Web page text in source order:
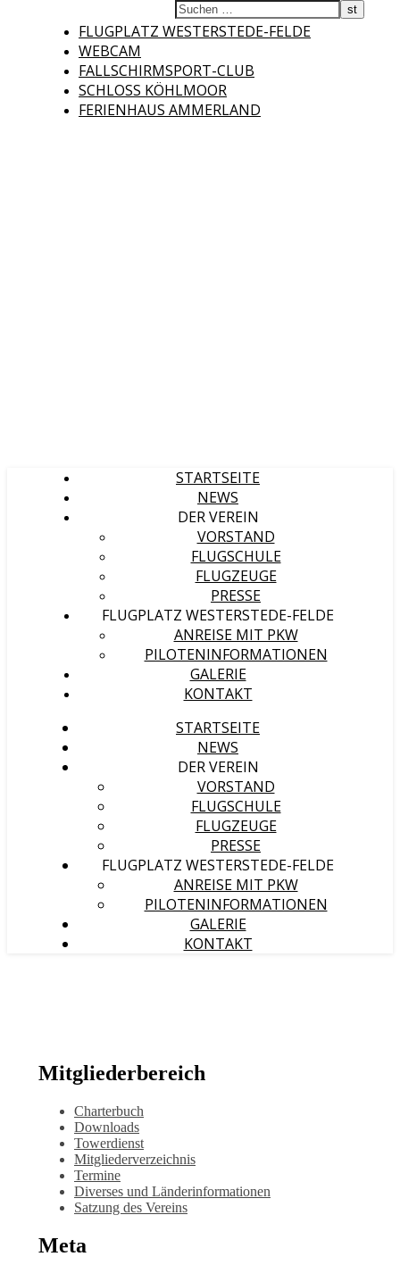
FLUGPLATZ WESTERSTEDE-FELDE
WEBCAM
FALLSCHIRMSPORT-CLUB
SCHLOSS KÖHLMOOR
FERIENHAUS AMMERLAND
Fliegerclub
STARTSEITE
NEWS
DER VEREIN
VORSTAND
FLUGSCHULE
FLUGZEUGE
PRESSE
FLUGPLATZ WESTERSTEDE-FELDE
ANREISE MIT PKW
PILOTENINFORMATIONEN
GALERIE
KONTAKT
STARTSEITE
NEWS
DER VEREIN
VORSTAND
FLUGSCHULE
FLUGZEUGE
PRESSE
FLUGPLATZ WESTERSTEDE-FELDE
ANREISE MIT PKW
PILOTENINFORMATIONEN
GALERIE
KONTAKT
Mitgliederbereich
Charterbuch
Downloads
Towerdienst
Mitgliederverzeichnis
Termine
Diverses und Länderinformationen
Satzung des Vereins
Meta